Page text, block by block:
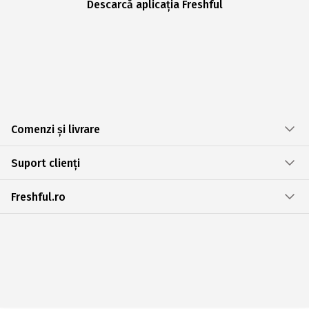
Descarcă aplicația Freshful
Comenzi și livrare
Suport clienți
Freshful.ro